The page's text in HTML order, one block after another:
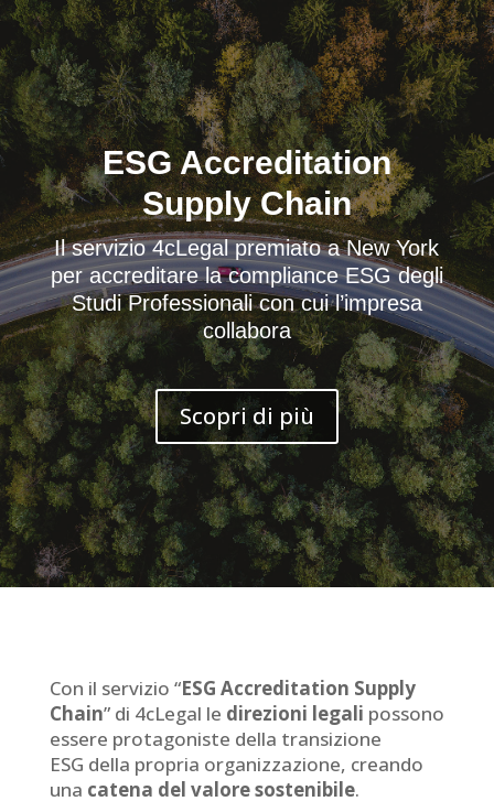
ESG Accreditation
Supply Chain
Il servizio 4cLegal premiato a New York
per accreditare la compliance ESG degli
Studi Professionali con cui l’impresa
collabora
Scopri di più
Con il servizio “ESG Accreditation Supply
Chain” di 4cLegal le direzioni legali possono
essere protagoniste della transizione
ESG della propria organizzazione, creando
una catena del valore sostenibile.